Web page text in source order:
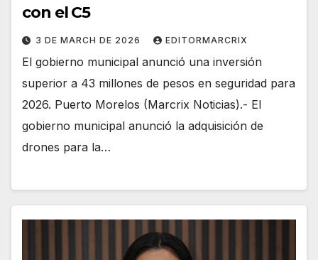
con el C5
3 DE MARCH DE 2026 EDITORMARCRIX
El gobierno municipal anunció una inversión
superior a 43 millones de pesos en seguridad para
2026. Puerto Morelos (Marcrix Noticias).- El
gobierno municipal anunció la adquisición de
drones para la…